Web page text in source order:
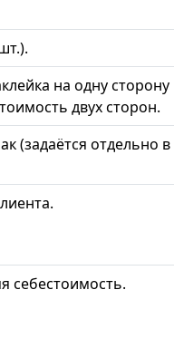
на одну
двух сторон.
(задаётся отдельно
себестоимость.